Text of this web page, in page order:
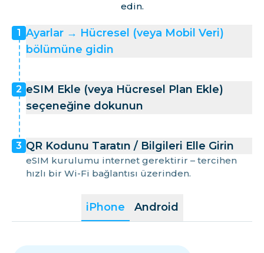
edin.
iPhone Android
1
Ayarlar → Hücresel (veya Mobil Veri)
bölümüne gidin
2 eSIM Ekle (veya Hücresel Plan Ekle)
seçeneğine dokunun
3 QR Kodunu Taratın / Bilgileri Elle Girin
eSIM kurulumu internet gerektirir – tercihen
hızlı bir Wi-Fi bağlantısı üzerinden.